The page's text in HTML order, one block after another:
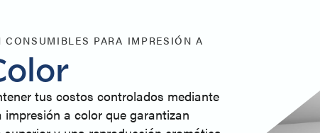
PARA IMPRESIÓN A
tus costos controlados mediante
a color que garantizan